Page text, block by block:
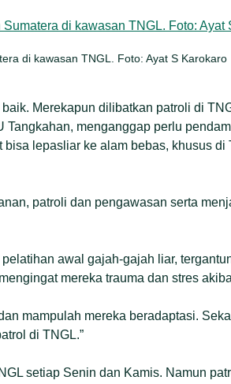
di kawasan TNGL. Foto: Ayat S Karokaro
Merekapun dilibatkan patroli di
Tangkahan, menganggap perlu
lepasliar ke alam bebas, khusus di
patroli dan pengawasan serta
awal gajah-gajah liar,
mereka trauma dan stres
mampulah mereka beradaptasi.
di TNGL.”
setiap Senin dan Kamis. Namun